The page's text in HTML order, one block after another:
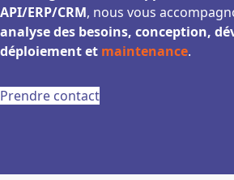
API/ERP/CRM, nous vous
analyse des besoins, conception,
déploiement et maintenance.
Prendre contact